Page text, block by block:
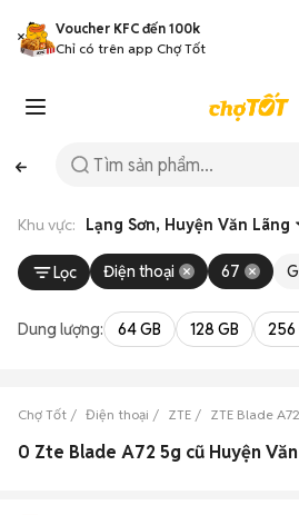
Voucher KFC đến 100k
Chỉ có trên app Chợ Tốt
Khu vực: Lạng Sơn, Huyện Văn Lãng
Lọc Điện thoại 67
Dung lượng: 64 GB 128 GB 256
Chợ Tốt Điện thoại ZTE ZTE Blade